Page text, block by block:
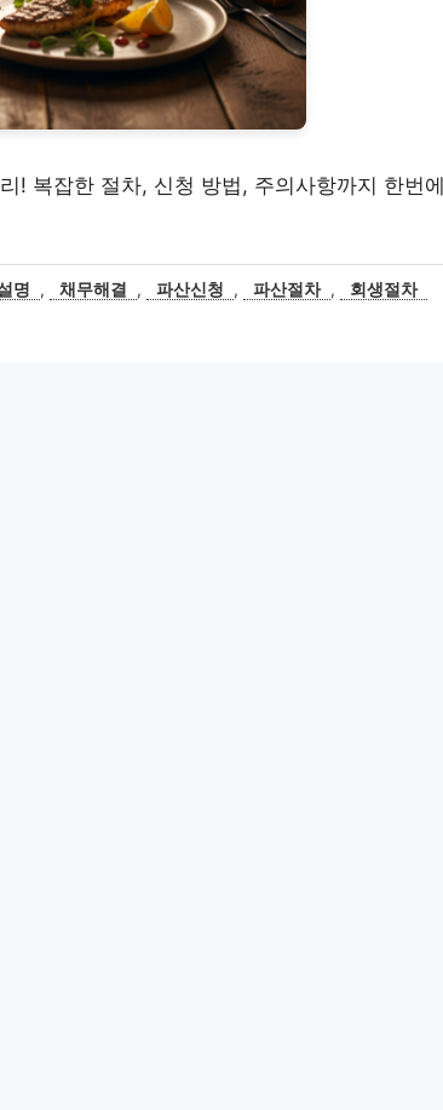
! 복잡한 절차, 신청 방법, 주의사항까지 한번에
명 , 채무해결 , 파산신청 , 파산절차 , 회생절차